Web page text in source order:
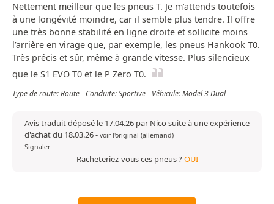
Nettement meilleur que les pneus T. Je m’attends toutefois
à une longévité moindre, car il semble plus tendre. Il offre
une très bonne stabilité en ligne droite et sollicite moins
l’arrière en virage que, par exemple, les pneus Hankook T0.
Très précis et sûr, même à grande vitesse. Plus silencieux
que le S1 EVO T0 et le P Zero T0.
Type de route: Route - Conduite: Sportive - Véhicule: Model 3 Dual
Avis traduit déposé le 17.04.26 par Nico suite à une expérience
d'achat du 18.03.26- voir l'original (allemand)
Signaler
Racheteriez-vous ces pneus ?OUI